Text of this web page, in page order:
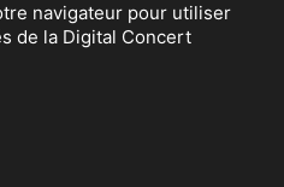
navigateur pour utiliser
de la Digital Concert